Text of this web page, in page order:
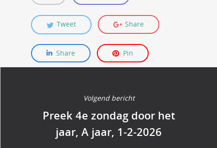
Tweet Share
Share Pin
Volgend bericht
Preek 4e zondag door het
jaar, A jaar, 1-2-2026